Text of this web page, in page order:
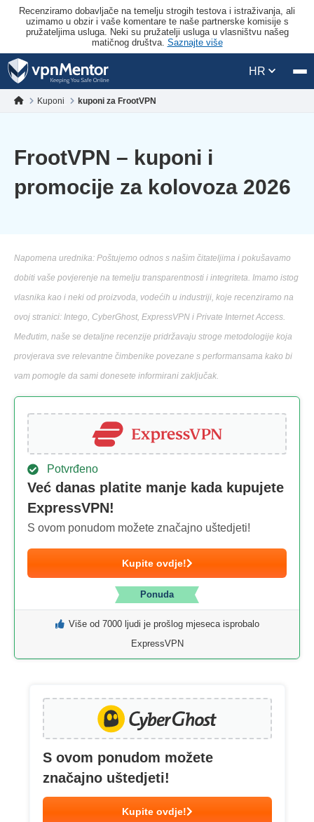
Recenziramo dobavljače na temelju strogih testova i istraživanja, ali
uzimamo u obzir i vaše komentare te naše partnerske komisije s
pružateljima usluga. Neki su pružatelji usluga u vlasništvu našeg
matičnog društva. Saznajte više
HR
Kuponi kuponi za FrootVPN
FrootVPN – kuponi i
promocije za kolovoza 2026
Napomena urednika: Poštujemo odnos s našim čitateljima i pokušavamo
dobiti vaše povjerenje na temelju transparentnosti i integriteta. Imamo istog
vlasnika kao i neki od proizvoda, vodećih u industriji, koje recenziramo na
ovoj stranici: Intego, CyberGhost, ExpressVPN i Private Internet Access.
Međutim, naše se detaljne recenzije pridržavaju stroge metodologije koja
provjerava sve relevantne čimbenike povezane s performansama kako bi
vam pomogle da sami donesete informirani zaključak.
Potvrđeno
Već danas platite manje kada kupujete
ExpressVPN!
S ovom ponudom možete značajno uštedjeti!
Kupite ovdje!
Ponuda
Više od 7000 ljudi je prošlog mjeseca isprobalo
ExpressVPN
S ovom ponudom možete
značajno uštedjeti!
Kupite ovdje!